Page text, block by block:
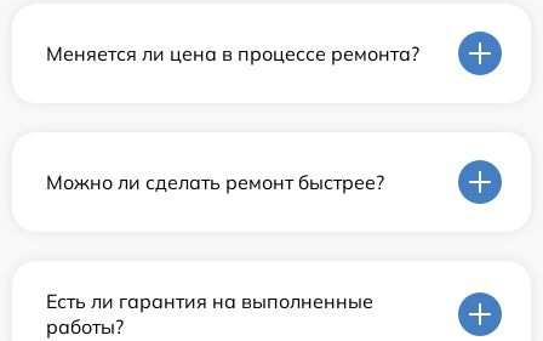
Меняется ли цена в процессе ремонта?
Можно ли сделать ремонт быстрее?
Есть ли гарантия на выполненные
работы?